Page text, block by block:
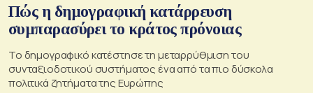
Πώς η δημογραφική κατάρρευση
συμπαρασύρει το κράτος πρόνοιας
Το δημογραφικό κατέστησε τη μεταρρύθμιση του
συνταξιοδοτικού συστήματος ένα από τα πιο δύσκολα
πολιτικά ζητήματα της Ευρώπης